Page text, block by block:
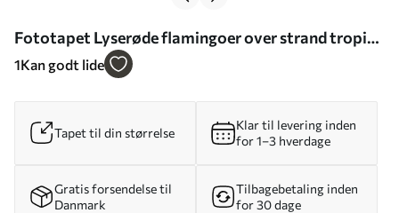
Fototapet Lyserøde flamingoer over strand tropisk
jungle og hav Nr. u97457
1Kan godt lide
Tapet til din størrelse
Klar til levering inden
for 1–3 hverdage
Gratis forsendelse til
Danmark
Tilbagebetaling inden
for 30 dage